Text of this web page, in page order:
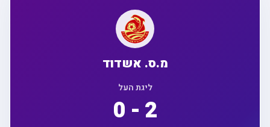
מ.ס. אשדוד
ליגת העל
0 - 2